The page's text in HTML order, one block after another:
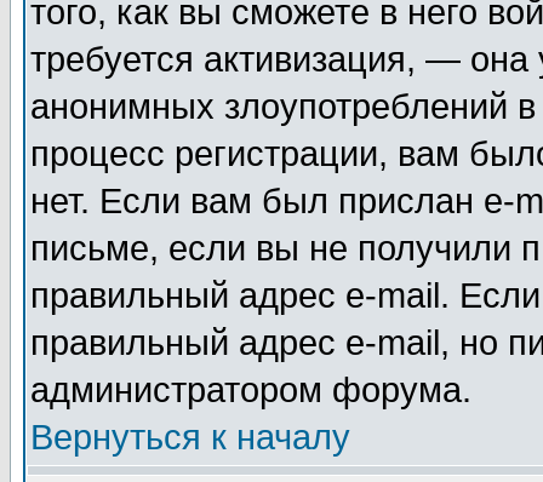
того, как вы сможете в него
требуется активизация, —
анонимных злоупотреблений
процесс регистрации, вам
нет. Если вам был прислан e-
письме, если вы не получили
правильный адрес e-mail.
правильный адрес e-mail, но
администратором форума.
Вернуться к началу